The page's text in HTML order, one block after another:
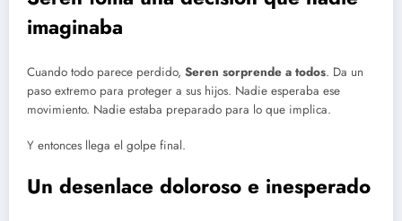
imaginaba
Cuando todo parece perdido, Seren sorprende a todos. Da un
paso extremo para proteger a sus hijos. Nadie esperaba ese
movimiento. Nadie estaba preparado para lo que implica.
Y entonces llega el golpe final.
Un desenlace doloroso e inesperado